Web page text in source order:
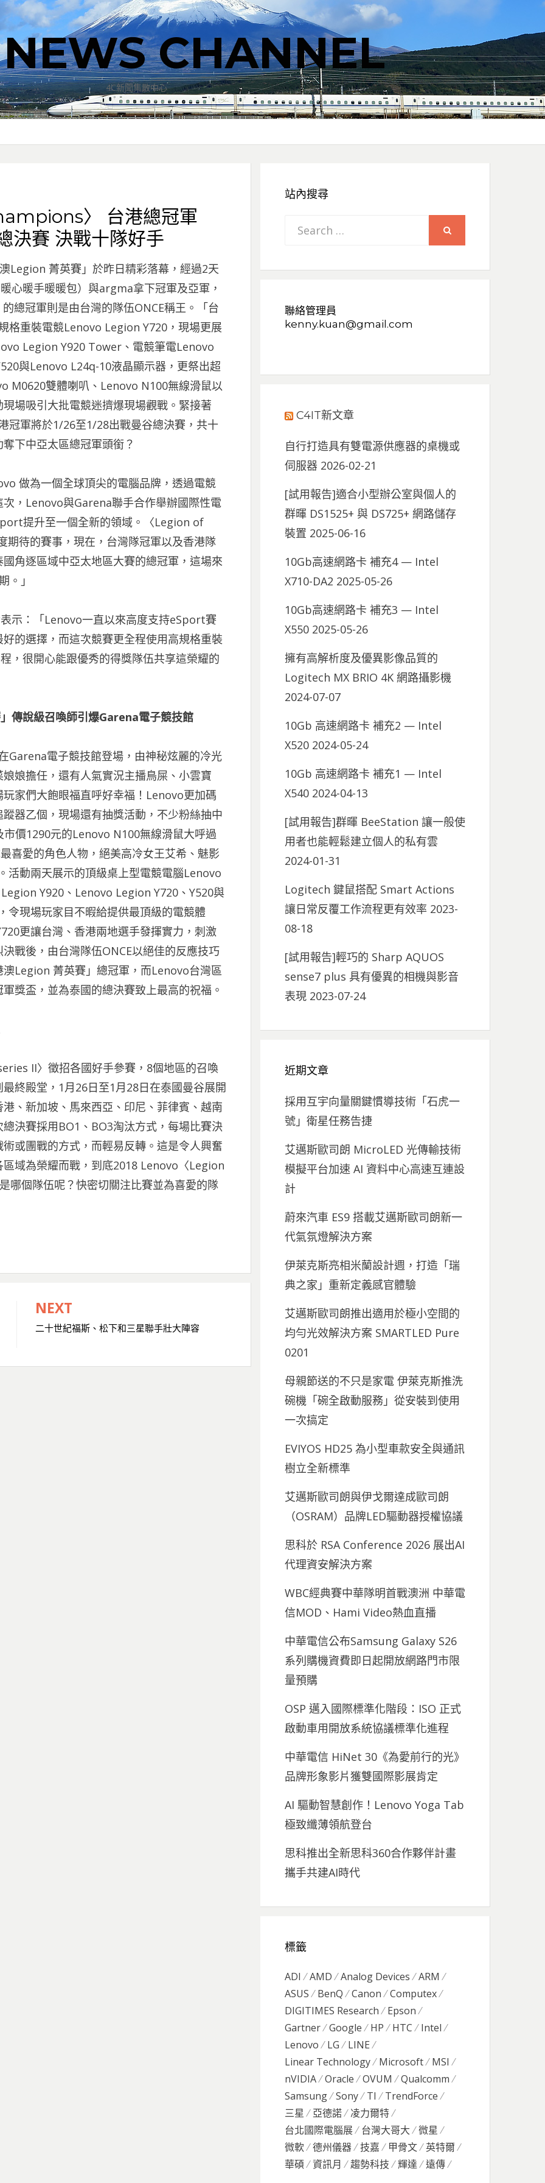
CHANNEL
4C新聞集散中心
〉 台港總冠軍
決賽 決戰十隊好手
Legion 菁英賽」於昨日精彩落幕，經過2天
心暖手暖暖包）與argma拿下冠軍及亞軍，
總冠軍則是由台灣的隊伍ONCE稱王。
「台
格重裝電競Lenovo Legion Y720，現場更展
Legion Y920 Tower、電競筆電Lenovo
與Lenovo L24q-10液晶顯示器，更祭出超
M0620雙體喇叭、Lenovo N100無線滑鼠以
場吸引大批電競迷擠爆現場觀戰。緊接著
冠軍將於1/26至1/28出戰曼谷總決賽，共十
下中亞太區總冠軍頭銜？
做為一個全球頂尖的電腦品牌，透過電競
，Lenovo與Garena聯手合作舉辦國際性電
提升至一個全新的領域。〈Legion of
待的賽事，現在，台灣隊冠軍以及香港隊
角逐區域中亞太地區大賽的總冠軍，這場來
。」
示：「Lenovo一直以來高度支持eSport賽
的選擇，而這次競賽更全程使用高規格重裝
，很開心能跟優秀的得獎隊伍共享這榮耀的
傳說級召喚師引爆Garena電子競技館
Garena電子競技館登場，由神秘炫麗的冷光
娘擔任，還有人氣實況主播鳥屎、小雲寶
家們大飽眼福直呼好幸福！Lenovo更加碼
器乙個，現場還有抽獎活動，不少粉絲抽中
價1290元的Lenovo N100無線滑鼠大呼過
喜愛的角色人物，絕美高冷女王艾希、魅影
活動兩天展示的頂級桌上型電競電腦Lenovo
Y920、Lenovo Legion Y720、Y520與
現場玩家目不暇給提供最頂級的電競體
更讓台灣、香港兩地選手發揮實力，刺激
戰後，由台灣隊伍ONCE以絕佳的反應技巧
Legion 菁英賽」總冠軍，而Lenovo台灣區
獎盃，並為泰國的總決賽致上最高的祝福。
II〉徵招各國好手參賽，8個地區的召喚
終殿堂，1月26日至1月28日在泰國曼谷展開
、新加坡、馬來西亞、印尼、菲律賓、越南
決賽採用BO1、BO3淘汰方式，每場比賽決
或團戰的方式，而輕易反轉。這是令人興奮
域為榮耀而戰，到底2018 Lenovo〈Legion
個隊伍呢？快密切關注比賽並為喜愛的隊
NEXT
二十世紀福斯、松下和三星聯手壯大陣容
站內搜尋
Search
聯絡管理員
kenny.kuan@gmail.com
C4IT新文章
自行打造具有雙電源供應器的桌機或
伺服器 2026-02-21
[試用報告]適合小型辦公室與個人的
群暉 DS1525+ 與 DS725+ 網路儲存
裝置 2025-06-16
10Gb高速網路卡 補充4 — Intel
X710-DA2 2025-05-26
10Gb高速網路卡 補充3 — Intel
X550 2025-05-26
擁有高解析度及優異影像品質的
Logitech MX BRIO 4K 網路攝影機
2024-07-07
10Gb 高速網路卡 補充2 — Intel
X520 2024-05-24
10Gb 高速網路卡 補充1 — Intel
X540 2024-04-13
[試用報告]群暉 BeeStation 讓一般使
用者也能輕鬆建立個人的私有雲
2024-01-31
Logitech 鍵鼠搭配 Smart Actions
讓日常反覆工作流程更有效率 2023-
08-18
[試用報告]輕巧的 Sharp AQUOS
sense7 plus 具有優異的相機與影音
表現 2023-07-24
近期文章
採用互宇向量關鍵慣導技術「石虎一
號」衛星任務告捷
艾邁斯歐司朗 MicroLED 光傳輸技術
模擬平台加速 AI 資料中心高速互連設
計
蔚來汽車 ES9 搭載艾邁斯歐司朗新一
代氣氛燈解決方案
伊萊克斯亮相米蘭設計週，打造「瑞
典之家」重新定義感官體驗
艾邁斯歐司朗推出適用於極小空間的
均勻光效解決方案 SMARTLED Pure
0201
母親節送的不只是家電 伊萊克斯推洗
碗機「碗全啟動服務」從安裝到使用
一次搞定
EVIYOS HD25 為小型車款安全與通訊
樹立全新標準
艾邁斯歐司朗與伊戈爾達成歐司朗
（OSRAM）品牌LED驅動器授權協議
思科於 RSA Conference 2026 展出AI
代理資安解決方案
WBC經典賽中華隊明首戰澳洲 中華電
信MOD、Hami Video熱血直播
中華電信公布Samsung Galaxy S26
系列購機資費即日起開放網路門市限
量預購
OSP 邁入國際標準化階段：ISO 正式
啟動車用開放系統協議標準化進程
中華電信 HiNet 30《為愛前行的光》
品牌形象影片獲雙國際影展肯定
AI 驅動智慧創作！Lenovo Yoga Tab
極致纖薄領航登台
思科推出全新思科360合作夥伴計畫
攜手共建AI時代
標籤
ADI AMD Analog Devices
ARM
ASUS
BenQ Canon
Computex
DIGITIMES Research
Epson
Gartner
Google HP HTC
Intel
Lenovo
LG
LINE
Linear Technology
Microsoft
MSI
nVIDIA
Oracle OVUM
Qualcomm
Samsung
Sony TI
TrendForce
三星
亞德諾
凌力爾特
台北國際電腦展
台灣大哥大
微星
微軟
德州儀器 技嘉 甲骨文
英特爾
華碩
資訊月 趨勢科技 輝達 遠傳